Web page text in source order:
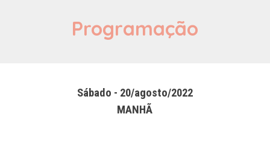
Programação
Sábado - 20/agosto/2022
MANHÃ